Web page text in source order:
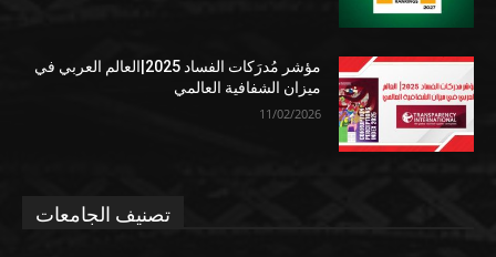
مؤشر مُدرَكات الفساد 2025|العالم العربي في
ميزان الشفافية العالمي
11/02/2026
تصنيف الجامعات